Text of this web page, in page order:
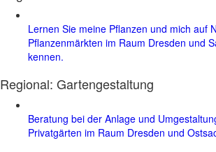
Lernen Sie meine Pflanzen und mich auf
Pflanzenmärkten im Raum Dresden und
kennen.
Regional: Gartengestaltung
Beratung bei der Anlage und
Privatgärten im Raum Dresden und